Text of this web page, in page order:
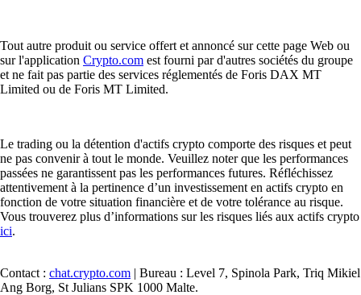
Tout autre produit ou service offert et annoncé sur cette page Web ou
sur l'application Crypto.com est fourni par d'autres sociétés du groupe
et ne fait pas partie des services réglementés de Foris DAX MT
Limited ou de Foris MT Limited.
Le trading ou la détention d'actifs crypto comporte des risques et peut
ne pas convenir à tout le monde. Veuillez noter que les performances
passées ne garantissent pas les performances futures. Réfléchissez
attentivement à la pertinence d’un investissement en actifs crypto en
fonction de votre situation financière et de votre tolérance au risque.
Vous trouverez plus d’informations sur les risques liés aux actifs crypto
ici.
Contact : chat.crypto.com | Bureau : Level 7, Spinola Park, Triq Mikiel
Ang Borg, St Julians SPK 1000 Malte.